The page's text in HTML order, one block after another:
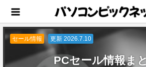
セール情報 更新 2026.7.10
PCセール情報ま